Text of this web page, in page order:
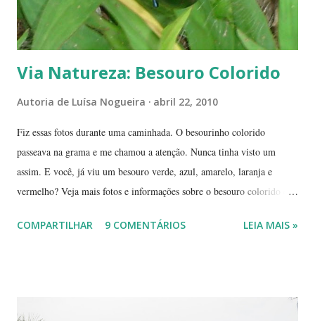
Via Natureza: Besouro Colorido
Autoria de Luísa Nogueira abril 22, 2010
Fiz essas fotos durante uma caminhada. O besourinho colorido
passeava na grama e me chamou a atenção. Nunca tinha visto um
assim. E você, já viu um besouro verde, azul, amarelo, laranja e
vermelho? Veja mais fotos e informações sobre o besouro colorido e a
Terra, aquele abraço! ------------ Dia da Terra - Veja aqui . -----------
COMPARTILHAR 9 COMENTÁRIOS LEIA MAIS »